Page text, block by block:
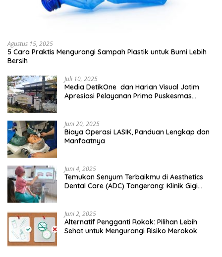
Agustus 15, 2025
5 Cara Praktis Mengurangi Sampah Plastik untuk Bumi Lebih
Bersih
Juli 10, 2025
Media DetikOne dan Harian Visual Jatim
Apresiasi Pelayanan Prima Puskesmas
Juni 20, 2025
Biaya Operasi LASIK, Panduan Lengkap dan
Manfaatnya
Juni 4, 2025
Temukan Senyum Terbaikmu di Aesthetics
Dental Care (ADC) Tangerang: Klinik Gigi
Juni 2, 2025
Alternatif Pengganti Rokok: Pilihan Lebih
Sehat untuk Mengurangi Risiko Merokok